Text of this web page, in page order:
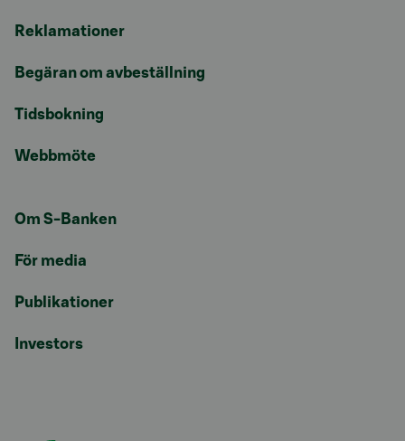
Reklamationer
Begäran om avbeställning
Tidsbokning
Webbmöte
Om S-Banken
För media
Publikationer
Investors